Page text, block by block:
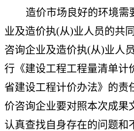
造价市场良好的环境需
业及造价执(从)业人员的共
咨询企业及造价执(从)业人
行《建设工程工程量清单计
省建设工程计价办法》的责
价咨询企业要对照本次成果
认真查找自身存在的问题和